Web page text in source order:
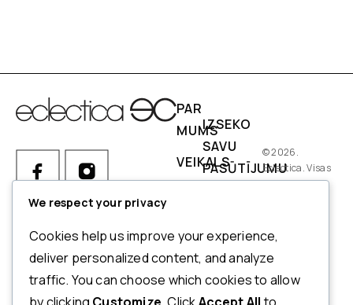
Ja Jums ir kādi jautājumi par
pasūtījumu, produktiem vai
mūsu pakalpojumiem,
lūdzu, sazinieties ar mūsu
PAR
MUMS
VEIKALS
IZSEKO
SAVU
PASŪTĪJUMU
NORĒĶINI
ATMAKSAS
© 2026.
Eclectica. Visas
tiesības
We respect your privacy
Cookies help us improve your experience,
deliver personalized content, and analyze
traffic. You can choose which cookies to allow